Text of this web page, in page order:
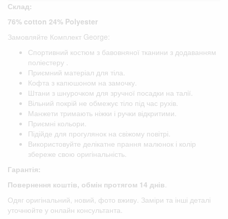
Склад:
76% cotton 24% Polyester
Замовляйте Комплект George:
Спортивний костюм з бавовняної тканини з додаванням
поліестеру .
Приємний матеріал для тіла.
Кофта з капюшоном на замочку.
Штани з шнурочком для зручної посадки на талії.
Вільний покрій не обмежує тіло під час рухів.
Манжети тримають ніжки і ручки відкритими.
Приємні кольори.
Підійде для прогулянок на свіжому повітрі.
Використовуйте делікатне прання малюнок і колір
збереже свою оригінальність.
Гарантія:
Повернення коштів, обмін протягом 14 днів
Одяг оригінальний, новий, фото вживу. Заміри та інші деталі
уточнюйте у онлайн консультанта.